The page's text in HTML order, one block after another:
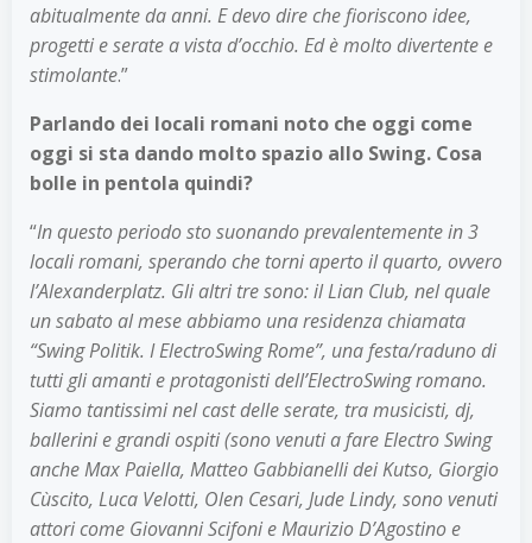
abitualmente da anni. E devo dire che fioriscono idee,
progetti e serate a vista d’occhio. Ed è molto divertente e
stimolante.”
Parlando dei locali romani noto che oggi come
oggi si sta dando molto spazio allo Swing. Cosa
bolle in pentola quindi?
“In questo periodo sto suonando prevalentemente in 3
locali romani, sperando che torni aperto il quarto, ovvero
l’Alexanderplatz. Gli altri tre sono: il Lian Club, nel quale
un sabato al mese abbiamo una residenza chiamata
“Swing Politik. I ElectroSwing Rome”, una festa/raduno di
tutti gli amanti e protagonisti dell’ElectroSwing romano.
Siamo tantissimi nel cast delle serate, tra musicisti, dj,
ballerini e grandi ospiti (sono venuti a fare Electro Swing
anche Max Paiella, Matteo Gabbianelli dei Kutso, Giorgio
Cùscito, Luca Velotti, Olen Cesari, Jude Lindy, sono venuti
attori come Giovanni Scifoni e Maurizio D’Agostino e